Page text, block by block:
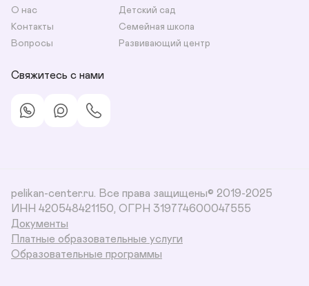
О нас
Контакты
Вопросы
Детский сад
Семейная школа
Развивающий центр
Свяжитесь с нами
pelikan-center.ru. Все права защищены© 2019-2025
ИНН 420548421150, ОГРН 319774600047555
Документы
Платные образовательные услуги
Образовательные программы